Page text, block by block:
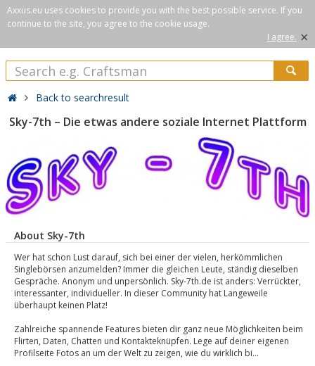
Axxus.eu uses cookies to provide you with the best possible service. If you
continue to the site, you agree to the cookie usage.
I agree. ×
Back to searchresult
Sky-7th – Die etwas andere soziale Internet Plattform
About Sky-7th
Wer hat schon Lust darauf, sich bei einer der vielen, herkömmlichen
Singlebörsen anzumelden? Immer die gleichen Leute, ständig dieselben
Gespräche. Anonym und unpersönlich. Sky-7th.de ist anders: Verrückter,
interessanter, individueller. In dieser Community hat Langeweile
überhaupt keinen Platz!
Zahlreiche spannende Features bieten dir ganz neue Möglichkeiten beim
Flirten, Daten, Chatten und Kontakteknüpfen. Lege auf deiner eigenen
Profilseite Fotos an um der Welt zu zeigen, wie du wirklich bi...